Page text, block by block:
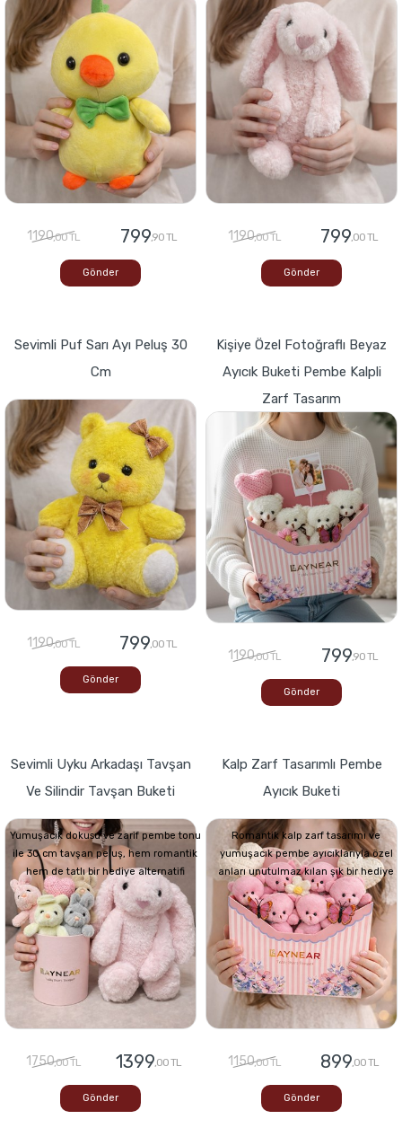
1190,00 TL 799,90 TL
Gönder
1190,00 TL 799,00 TL
Gönder
Sevimli Puf Sarı Ayı Peluş 30
Cm
1190,00 TL 799,00 TL
Gönder
Kişiye Özel Fotoğraflı Beyaz
Ayıcık Buketi Pembe Kalpli
Zarf Tasarım
1190,00 TL 799,90 TL
Gönder
Sevimli Uyku Arkadaşı Tavşan
Ve Silindir Tavşan Buketi
Yumuşacık dokusu ve zarif pembe tonu
ile 30 cm tavşan peluş, hem romantik
hem de tatlı bir hediye alternatifi
1750,00 TL 1399,00 TL
Gönder
Kalp Zarf Tasarımlı Pembe
Ayıcık Buketi
Romantik kalp zarf tasarımı ve
yumuşacık pembe ayıcıklarıyla özel
anları unutulmaz kılan şık bir hediye
1150,00 TL 899,00 TL
Gönder